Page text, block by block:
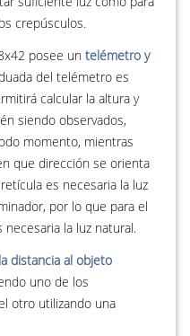
crepúsculos.
posee un telémetro y
del telémetro es
calcular la altura y
siendo observados,
momento, mientras
que dirección se orienta
es necesaria la luz
por lo que para el
la luz natural.
distancia al objeto
uno de los
otro utilizando una